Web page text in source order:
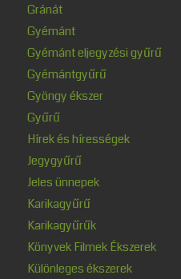
Gránát
Gyémánt
Gyémánt eljegyzési gyűrű
Gyémántgyűrű
Gyöngy ékszer
Gyűrű
Hírek és hírességek
Jegygyűrű
Jeles ünnepek
Karikagyűrű
Karikagyűrűk
Könyvek Filmek Ékszerek
Különleges ékszerek